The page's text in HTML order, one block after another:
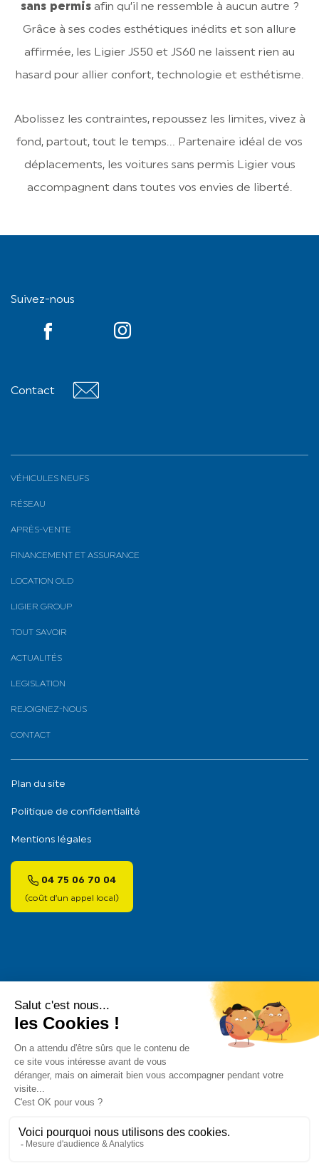
sans permisafin qu’il ne ressemble à aucun autre ?
Grâce à ses codes esthétiques inédits et son allure
affirmée, les Ligier JS50 et JS60 ne laissent rien au
hasard pour allier confort, technologie et esthétisme.
Abolissez les contraintes, repoussez les limites, vivez à
fond, partout, tout le temps… Partenaire idéal de vos
déplacements, les voitures sans permis Ligier vous
accompagnent dans toutes vos envies de liberté.
Suivez-nous
YouTube
Contact
VÉHICULES NEUFS
RÉSEAU
APRÈS-VENTE
FINANCEMENT ET ASSURANCE
LOCATION OLD
LIGIER GROUP
TOUT SAVOIR
ACTUALITÉS
LEGISLATION
REJOIGNEZ-NOUS
CONTACT
Plan du site
Politique de confidentialité
Mentions légales
04 75 06 70 04
(coût d’un appel local)
Pour les trajets courts, privilégiez la marche ou le vélo
#SeDéplacerMoinsPolluer